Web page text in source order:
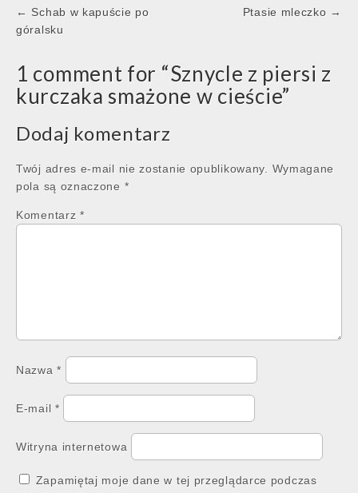
Post
navigation
← Schab w kapuście po
góralsku
Ptasie mleczko →
1 comment for “Sznycle z piersi z
kurczaka smażone w cieście”
Dodaj komentarz
Twój adres e-mail nie zostanie opublikowany.
Wymagane
pola są oznaczone *
Komentarz *
Nazwa*
E-mail *
Witryna internetowa
Zapamiętaj moje dane w tej przeglądarce podczas